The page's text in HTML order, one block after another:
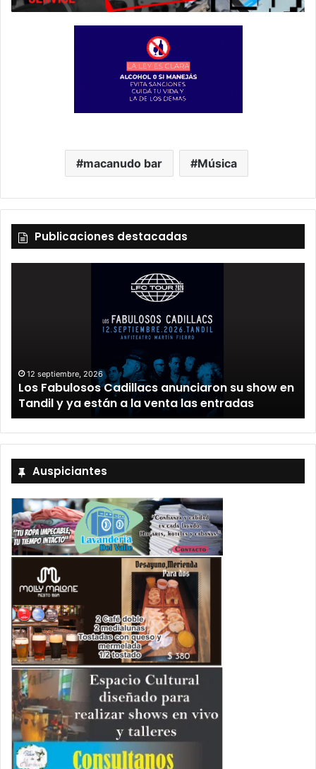
macanudo bar Música
Publicaciones destacadas
12 septiembre, 2026
Los Fabulosos Cadillacs anunciaron su show en
Tandil y ya están a la venta las entradas
Auspiciantes